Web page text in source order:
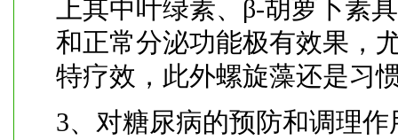
上其中叶绿素、β-胡萝卜素
和正常分泌功能极有效果，
特疗效，此外螺旋藻还是习
3、对糖尿病的预防和调理